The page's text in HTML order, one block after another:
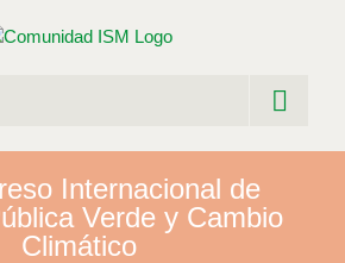
Internacional de
Verde y Cambio
Climático